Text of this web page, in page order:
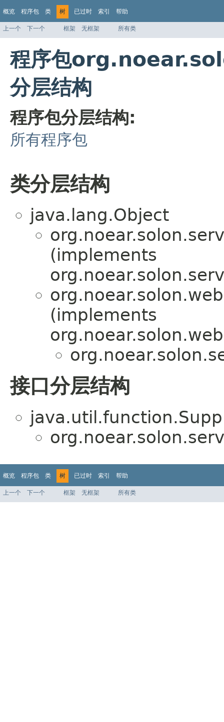
概览 程序包 类 树 已过时 索引 帮助
上一个 下一个 框架 无框架 所有类
程序包
分层结构
程序包分层结构:
所有程序包
类分层结构
java.lang.Object
(implements
(implements
接口分层结构
概览 程序包 类 树 已过时 索引 帮助
上一个 下一个 框架 无框架 所有类